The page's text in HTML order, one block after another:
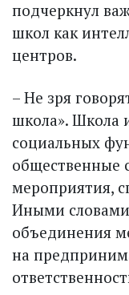
подчеркнул
школ как
центров.
– Не зря
школа». Школа
социальных
общественные
мероприятия,
Иными
объединения
на